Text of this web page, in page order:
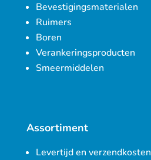
Bevestigingsmaterialen
Ruimers
Boren
Verankeringsproducten
Smeermiddelen
Assortiment
Levertijd en verzendkosten